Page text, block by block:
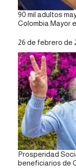
90 mil adultos
Colombia Mayor
Fecha
26 de febrero de
Prosperidad
beneficiarios de